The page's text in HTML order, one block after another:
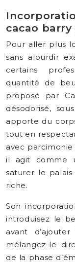
cacao
Pour aller plus
sans alourdir
certains
quantité de
proposé par
désodorisé,
apporte du
tout en
avec
il agit comme
saturer le
riche.
Son
introduisez le
avant
mélangez-le
de la phase